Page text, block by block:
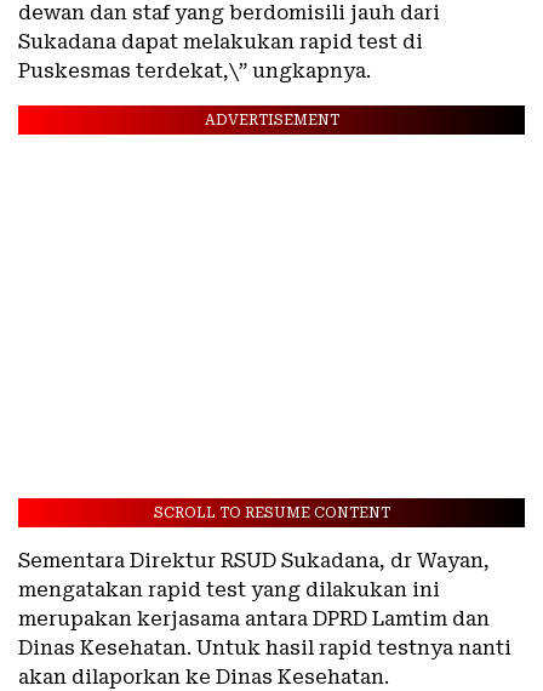
dewan dan staf yang berdomisili jauh dari
Sukadana dapat melakukan rapid test di
Puskesmas terdekat,\” ungkapnya.
ADVERTISEMENT
SCROLL TO RESUME CONTENT
Sementara Direktur RSUD Sukadana, dr Wayan,
mengatakan rapid test yang dilakukan ini
merupakan kerjasama antara DPRD Lamtim dan
Dinas Kesehatan. Untuk hasil rapid testnya nanti
akan dilaporkan ke Dinas Kesehatan.